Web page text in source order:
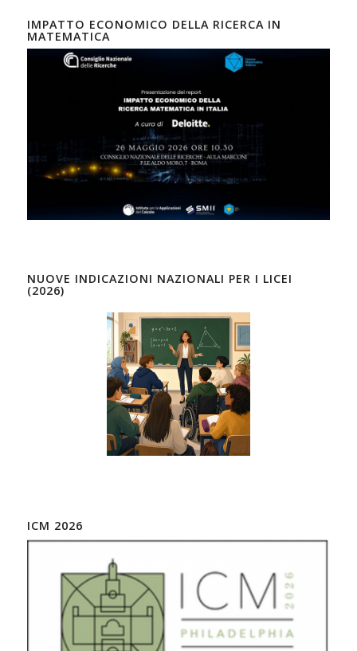
IMPATTO ECONOMICO DELLA RICERCA IN
MATEMATICA
NUOVE INDICAZIONI NAZIONALI PER I LICEI
(2026)
ICM 2026